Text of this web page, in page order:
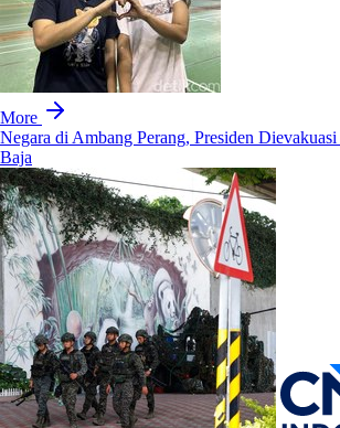
More
Negara di Ambang Perang, Presiden
Baja